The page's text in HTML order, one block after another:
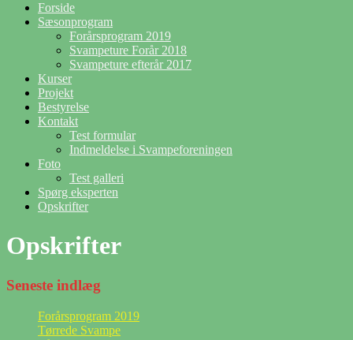
Forside
Sæsonprogram
Forårsprogram 2019
Svampeture Forår 2018
Svampeture efterår 2017
Kurser
Projekt
Bestyrelse
Kontakt
Test formular
Indmeldelse i Svampeforeningen
Foto
Test galleri
Spørg eksperten
Opskrifter
Opskrifter
Seneste indlæg
Forårsprogram 2019
Tørrede Svampe